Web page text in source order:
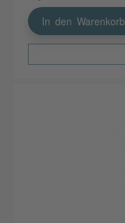
In den Warenkorb